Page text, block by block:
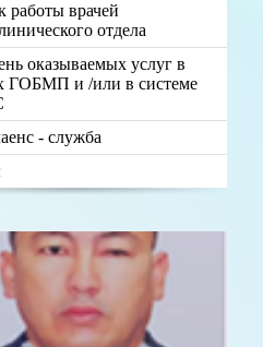
работы врачей
отдела
оказываемых услуг в
ГОБМП и /или в системе
- служба